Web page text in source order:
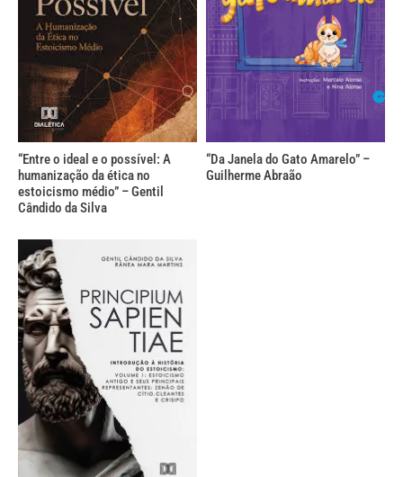
“Entre o ideal e o possível: A
humanização da ética no
estoicismo médio” – Gentil
Cândido da Silva
“Da Janela do Gato Amarelo” –
Guilherme Abraão